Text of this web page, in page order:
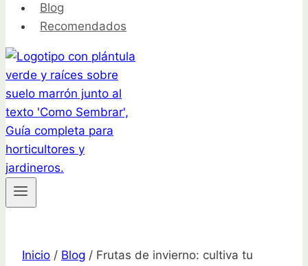
Blog
Recomendados
Inicio / Blog / Frutas de invierno: cultiva tu